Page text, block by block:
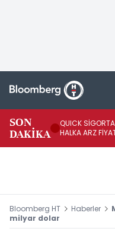
SON
DAKİKA
QUICK
HALKA ARZ
Bloomberg HT Haberler
milyar dolar